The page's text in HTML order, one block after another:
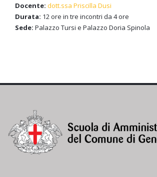
Docente: dott.ssa Priscilla Dusi
Durata: 12 ore in tre incontri da 4 ore
Sede: Palazzo Tursi e Palazzo Doria Spinola